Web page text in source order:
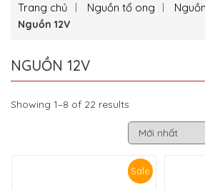
Trang chủ Nguồn tổ ong
Nguồn 12V
NGUỒN 12V
Showing 1–8 of 22 results
Sale